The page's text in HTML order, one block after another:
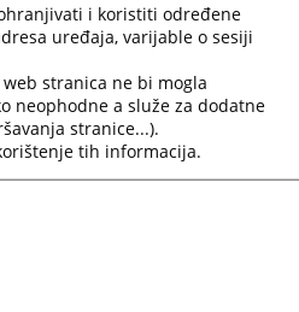
i koristiti određene
uređaja, varijable o sesiji
stranica ne bi mogla
neophodne a služe za dodatne
stranice...).
tih informacija.